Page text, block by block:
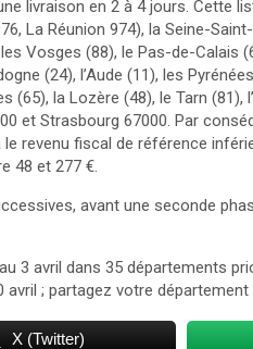
livraison en 2 à 4 jours. Cette
La Réunion 974), la Seine-Saint-
Vosges (88), le Pas-de-Calais
(24), l’Aude (11), les
la Lozère (48), le Tarn (81),
et Strasbourg 67000. Par
revenu fiscal de référence
48 et 277 €.
avant une seconde
3 avril dans 35 départements
; partagez votre
X (Twitter)